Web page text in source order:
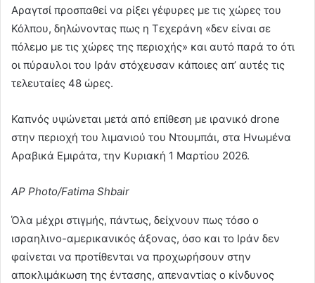
Αραγτσί προσπαθεί να ρίξει γέφυρες με τις χώρες του
Κόλπου, δηλώνοντας πως η Τεχεράνη «δεν είναι σε
πόλεμο με τις χώρες της περιοχής» και αυτό παρά το ότι
οι πύραυλοι του Ιράν στόχευσαν κάποιες απ’ αυτές τις
τελευταίες 48 ώρες.
Καπνός υψώνεται μετά από επίθεση με ιρανικό drone
στην περιοχή του λιμανιού του Ντουμπάι, στα Ηνωμένα
Αραβικά Εμιράτα, την Κυριακή 1 Μαρτίου 2026.
AP Photo/Fatima Shbair
Όλα μέχρι στιγμής, πάντως, δείχνουν πως τόσο ο
ισραηλινο-αμερικανικός άξονας, όσο και το Ιράν δεν
φαίνεται να προτίθενται να προχωρήσουν στην
αποκλιμάκωση της έντασης, απεναντίας ο κίνδυνος